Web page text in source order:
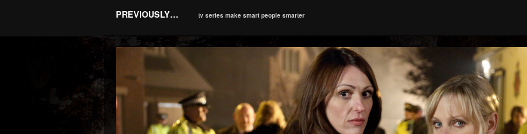
PREVIOUSLY… tv series make smart people smarter